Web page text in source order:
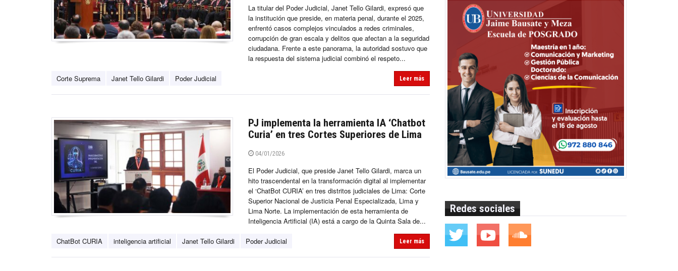
La titular del Poder Judicial, Janet Tello Gilardi, expresó que
la institución que preside, en materia penal, durante el 2025,
enfrentó casos complejos vinculados a redes criminales,
corrupción de gran escala y delitos que afectan a la seguridad
ciudadana. Frente a este panorama, la autoridad sostuvo que
la respuesta del sistema judicial combinó el respeto...
Corte Suprema Janet Tello Gilardi Poder Judicial Leer más
PJ implementa la herramienta IA ‘Chatbot
Curia’ en tres Cortes Superiores de Lima
04/01/2026
El Poder Judicial, que preside Janet Tello Gilardi, marca un
hito trascendental en la transformación digital al implementar
el ‘ChatBot CURIA’ en tres distritos judiciales de Lima: Corte
Superior Nacional de Justicia Penal Especializada, Lima y
Lima Norte. La implementación de esta herramienta de
Inteligencia Artificial (IA) está a cargo de la Quinta Sala de...
ChatBot CURIA inteligencia artificial Janet Tello Gilardi Poder Judicial Leer más
Redes sociales